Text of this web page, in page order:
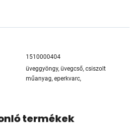
1510000404
üveggyöngy, üvegcső, csiszolt
műanyag, eperkvarc,
termékek